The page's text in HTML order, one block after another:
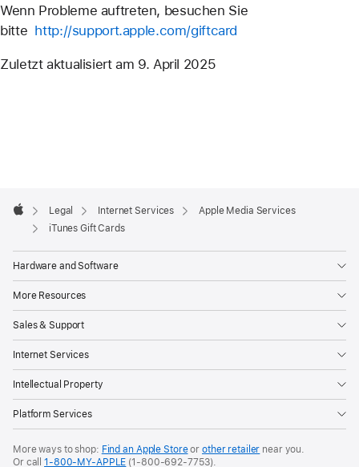
Wenn Probleme auftreten, besuchen Sie
bitte http://support.apple.com/giftcard
Zuletzt aktualisiert am 9. April 2025
Footer

Apple
Legal Internet Services
Apple Media Services
iTunes Gift Cards
Hardware and Software
More Resources
Sales & Support
Internet Services
Intellectual Property
Platform Services
More ways to shop: Find an Apple Storeor other retailer near you.
Or call1-800-MY-APPLE (1-800-692-7753).